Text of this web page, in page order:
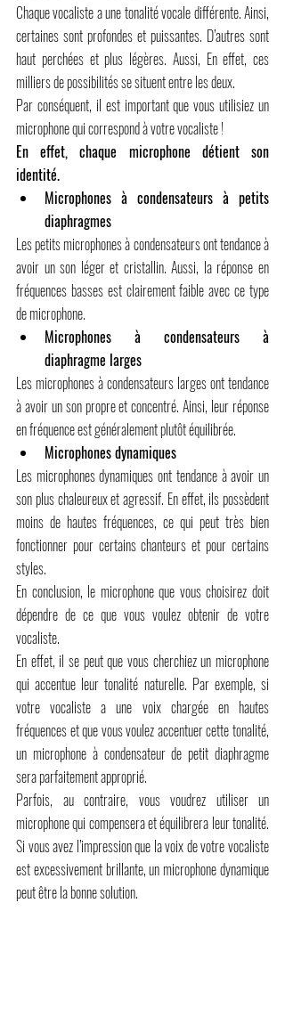
Chaque vocaliste a une tonalité vocale différente. Ainsi,
certaines sont profondes et puissantes. D’autres sont
haut perchées et plus légères. Aussi, En effet, ces
milliers de possibilités se situent entre les deux.
Par conséquent, il est important que vous utilisiez un
microphone qui correspond à votre vocaliste !
En effet, chaque microphone détient son
identité.
Microphones à condensateurs à petits
diaphragmes
Les petits microphones à condensateurs ont tendance à
avoir un son léger et cristallin. Aussi, la réponse en
fréquences basses est clairement faible avec ce type
de microphone.
Microphones à condensateurs à
diaphragme larges
Les microphones à condensateurs larges ont tendance
à avoir un son propre et concentré. Ainsi, leur réponse
en fréquence est généralement plutôt équilibrée.
Microphones dynamiques
Les microphones dynamiques ont tendance à avoir un
son plus chaleureux et agressif. En effet, ils possèdent
moins de hautes fréquences, ce qui peut très bien
fonctionner pour certains chanteurs et pour certains
styles.
En conclusion, le microphone que vous choisirez doit
dépendre de ce que vous voulez obtenir de votre
vocaliste.
En effet, il se peut que vous cherchiez un microphone
qui accentue leur tonalité naturelle. Par exemple, si
votre vocaliste a une voix chargée en hautes
fréquences et que vous voulez accentuer cette tonalité,
un microphone à condensateur de petit diaphragme
sera parfaitement approprié.
Parfois, au contraire, vous voudrez utiliser un
microphone qui compensera et équilibrera leur tonalité.
Si vous avez l’impression que la voix de votre vocaliste
est excessivement brillante, un microphone dynamique
peut être la bonne solution.